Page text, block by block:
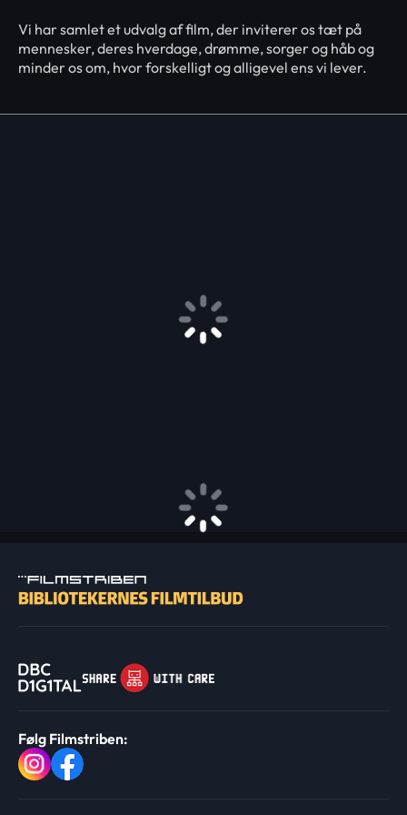
Vi har samlet et udvalg af film, der inviterer os tæt på
mennesker, deres hverdage, drømme, sorger og håb og
minder os om, hvor forskelligt og alligevel ens vi lever.
Følg Filmstriben: